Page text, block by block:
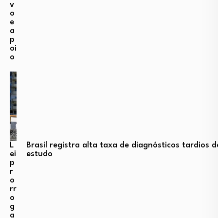
v
o
e
a
p
oi
o
L
ei
p
r
o
rr
o
g
a
Brasil registra alta taxa de diagnósticos tardios
estudo